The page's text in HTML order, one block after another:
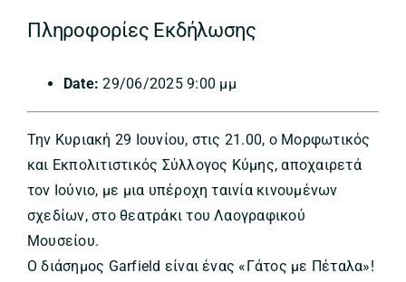
Πληροφορίες Εκδήλωσης
Date: 29/06/2025 9:00 μμ
Την Κυριακή 29 Ιουνίου, στις 21.00, ο Μορφωτικός
και Εκπολιτιστικός Σύλλογος Κύμης, αποχαιρετά
τον Ιούνιο, με μια υπέροχη ταινία κινουμένων
σχεδίων, στο θεατράκι του Λαογραφικού
Μουσείου.
Ο διάσημος Garfield είναι ένας «Γάτος με Πέταλα»!